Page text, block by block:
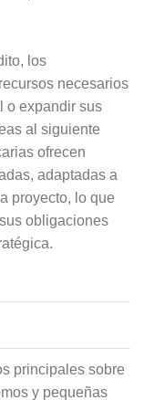
los
necesarios
o expandir sus
al siguiente
ofrecen
adaptadas a
proyecto, lo que
obligaciones
principales sobre
y pequeñas